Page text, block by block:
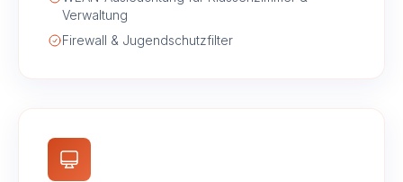
Verwaltung
Firewall & Jugendschutzfilter